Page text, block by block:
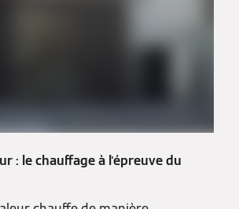
: le chauffage à l'épreuve du